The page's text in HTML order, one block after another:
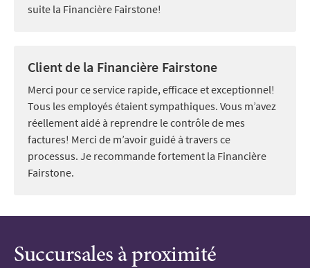
suite la Financière Fairstone!
Client de la Financière Fairstone
Merci pour ce service rapide, efficace et exceptionnel!
Tous les employés étaient sympathiques. Vous m’avez
réellement aidé à reprendre le contrôle de mes
factures! Merci de m’avoir guidé à travers ce
processus. Je recommande fortement la Financière
Fairstone.
Succursales à proximité